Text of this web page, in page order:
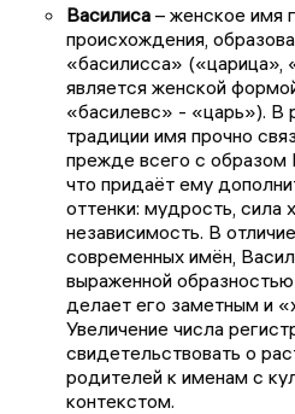
Василиса – женское имя
происхождения,
«басилисса» («царица»,
является женской
«басилевс» - «царь»). В
традиции имя прочно
прежде всего с
что придаёт ему
оттенки: мудрость, сила
независимость. В
современных имён,
выраженной
делает его заметным и
Увеличение числа
свидетельствовать о
родителей к именам с
контекстом.